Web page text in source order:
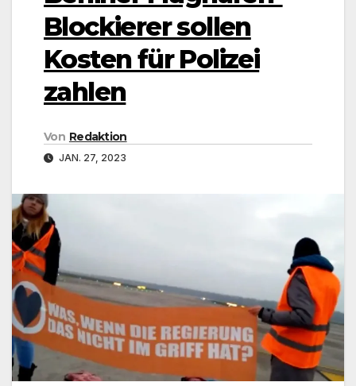
Blockierer sollen
Kosten für Polizei
zahlen
Von Redaktion
JAN. 27, 2023